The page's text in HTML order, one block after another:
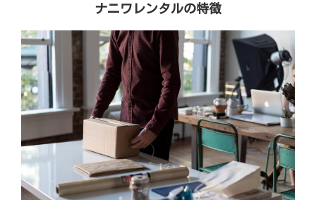
ナニワレンタルの特徴